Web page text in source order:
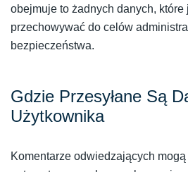
obejmuje to żadnych danych,
przechowywać do celów
bezpieczeństwa.
Gdzie Przesyłane Są
Użytkownika
Komentarze odwiedzających